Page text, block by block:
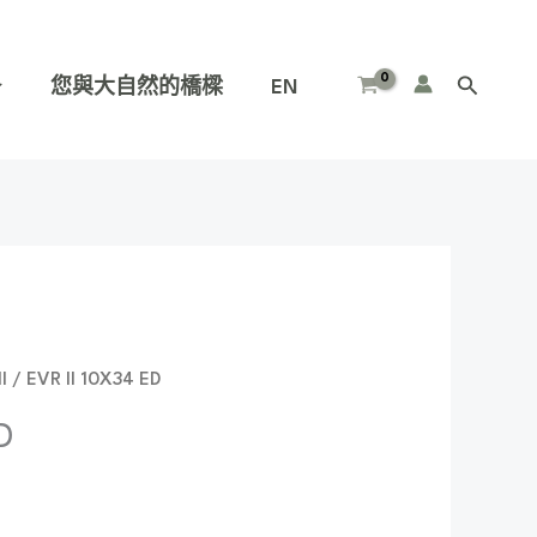
您與大自然的橋樑 EN
搜
/ EVR II 10X34 ED